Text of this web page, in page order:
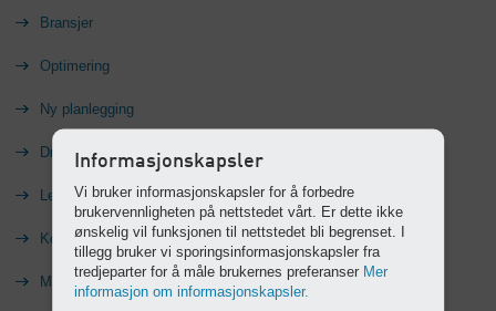
Bransjer
Optimering
Ny planlegging
Driftsmodeller
Leie
Kontainer
Marine compressed air solutions
Informasjonskapsler
Vi bruker informasjonskapsler for å forbedre
brukervennligheten på nettstedet vårt. Er dette ikke
ønskelig vil funksjonen til nettstedet bli begrenset. I
tillegg bruker vi sporingsinformasjonskapsler fra
tredjeparter for å måle brukernes preferanser Mer
informasjon om informasjonskapsler.